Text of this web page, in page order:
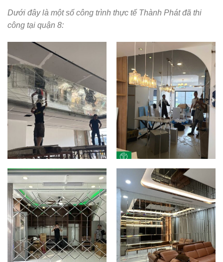
Dưới đây là một số công trình thực tế Thành Phát đã thi
công tại quận 8: